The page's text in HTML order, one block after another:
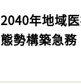
2040年地域
勢構築急務